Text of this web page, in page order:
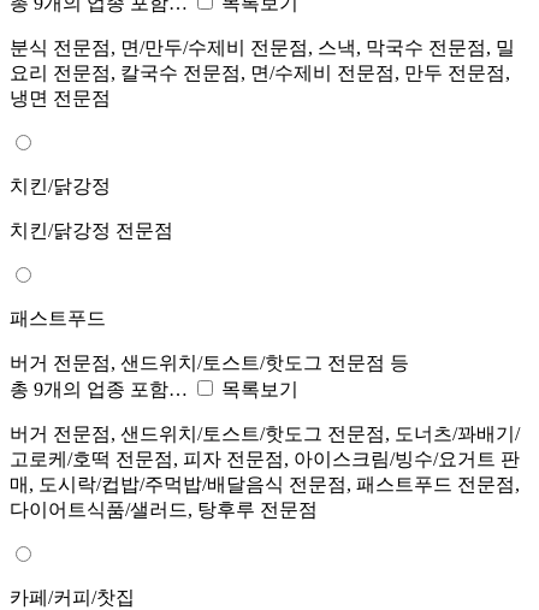
분식 전문점, 면/만두/수제비 전문점, 스낵, 막국수 전문점, 밀
요리 전문점, 칼국수 전문점, 면/수제비 전문점, 만두 전문점,
냉면 전문점
치킨/닭강정
치킨/닭강정 전문점
패스트푸드
버거 전문점, 샌드위치/토스트/핫도그 전문점 등
총 9개의 업종 포함…
목록보기
버거 전문점, 샌드위치/토스트/핫도그 전문점, 도너츠/꽈배기/
고로케/호떡 전문점, 피자 전문점, 아이스크림/빙수/요거트 판
매, 도시락/컵밥/주먹밥/배달음식 전문점, 패스트푸드 전문점,
다이어트식품/샐러드, 탕후루 전문점
카페/커피/찻집